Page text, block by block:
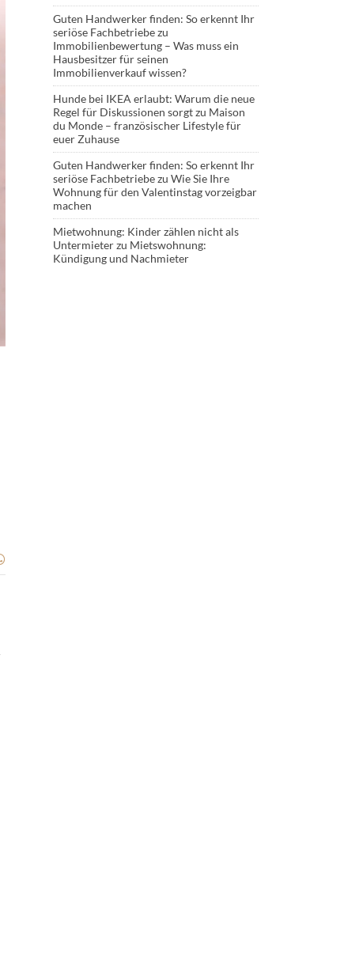
Guten Handwerker finden: So erkennt Ihr
seriöse Fachbetriebezu
Immobilienbewertung – Was muss ein
Hausbesitzer für seinen
Immobilienverkauf wissen?
Hunde bei IKEA erlaubt: Warum die neue
Regel für Diskussionen sorgtzu Maison
du Monde – französischer Lifestyle für
euer Zuhause
Guten Handwerker finden: So erkennt Ihr
seriöse Fachbetriebezu Wie Sie Ihre
Wohnung für den Valentinstag vorzeigbar
machen
Mietwohnung: Kinder zählen nicht als
Untermieterzu Mietswohnung:
Kündigung und Nachmieter